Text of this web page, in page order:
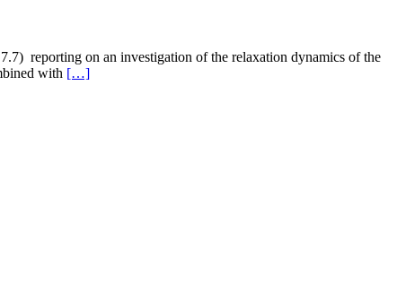
reporting on an investigation of the relaxation dynamics of the
with Leggi
[…]